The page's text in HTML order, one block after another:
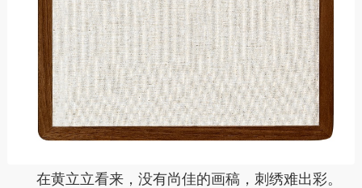
在黄立立看来，没有尚佳的画稿，刺绣难出彩。